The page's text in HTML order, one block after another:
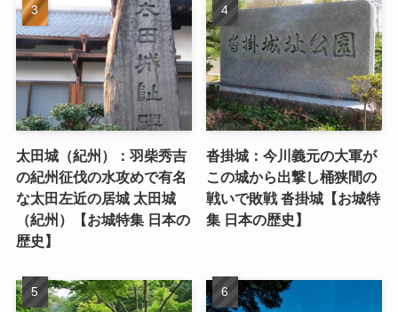
太田城（紀州）：羽柴秀吉
の紀州征伐の水攻めで有名
な太田左近の居城 太田城
（紀州）【お城特集 日本の
歴史】
沓掛城：今川義元の大軍が
この城から出撃し桶狭間の
戦いで敗戦 沓掛城【お城特
集 日本の歴史】